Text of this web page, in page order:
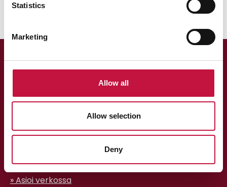
Statistics
Marketing
Allow all
Allow selection
Deny
Asiakaspalvelu
013 318 198 arkisin klo 9–15
asiakaspalvelu@puhas.fi
» Asioi verkossa